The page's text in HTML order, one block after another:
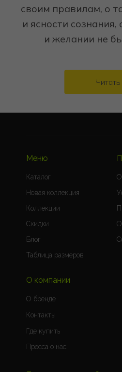
своим правилам, о
и ясности сознания,
и желании не
Читать
Меню
Каталог
Новая коллекция
Коллекции
Скидки
Блог
О компании
Таблица размеров
О бренде
Контакты
Где купить
Пресса о нас